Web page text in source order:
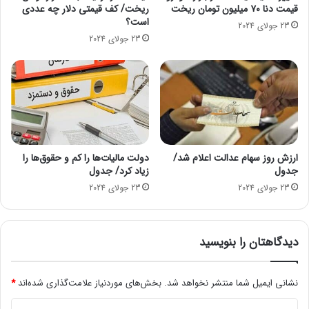
ض
ی
ب
ی
د
ث
ب
ت
ن
ا
ک
ن
د
ر
د
ی
ن
گ
ی
ل
ا
ز
م
س
؟
قیمت دنا ۷۰ میلیون تومان ریخت
23 جولای 2024
ریخت/ کف قیمتی دلار چه عددی
است؟
23 جولای 2024
ارزش روز سهام عدالت اعلام شد/
جدول
23 جولای 2024
دولت مالیات‌ها را کم و حقوق‌ها را
زیاد کرد/ جدول
23 جولای 2024
دیدگاهتان را بنویسید
نشانی ایمیل شما منتشر نخواهد شد. بخش‌های موردنیاز علامت‌گذاری شده‌اند*